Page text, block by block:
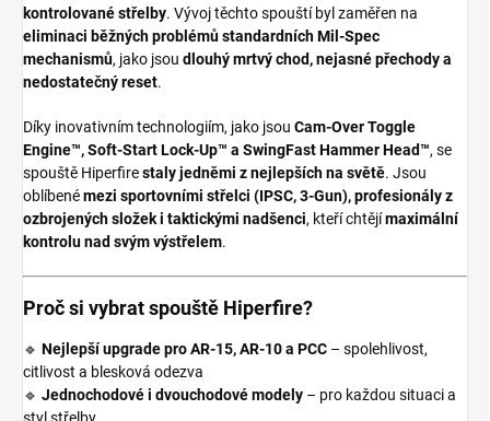
kontrolované střelby. Vývoj těchto spouští byl zaměřen na
eliminaci běžných problémů standardních Mil-Spec
mechanismů, jako jsou dlouhý mrtvý chod, nejasné přechody a
nedostatečný reset.
Díky inovativním technologiím, jako jsou Cam-Over Toggle
Engine™, Soft-Start Lock-Up™ a SwingFast Hammer Head™, se
spouště Hiperfirestaly jedněmi z nejlepších na světě. Jsou
oblíbenémezi sportovními střelci (IPSC, 3-Gun), profesionály z
ozbrojených složek i taktickými nadšenci, kteří chtějímaximální
kontrolu nad svým výstřelem.
Proč si vybrat spouště Hiperfire?
🔹 Nejlepší upgrade pro AR-15, AR-10 a PCC – spolehlivost,
citlivost a blesková odezva
🔹 Jednochodové i dvouchodové modely – pro každou situaci a